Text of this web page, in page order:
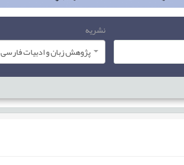
نشریه
پژوهش زبان و ادبیات فارسی